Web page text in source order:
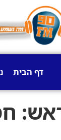
דף הבית